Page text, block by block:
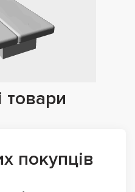
товари
покупців